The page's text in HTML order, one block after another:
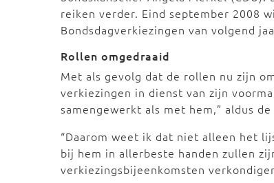
reiken verder. Eind september 2008
Bondsdagverkiezingen van volgend
Rollen omgedraaid
Met als gevolg dat de rollen nu zijn
verkiezingen in dienst van zijn
samengewerkt als met hem,” aldus
“Daarom weet ik dat niet alleen het
bij hem in allerbeste handen zullen
verkiezingsbijeenkomsten